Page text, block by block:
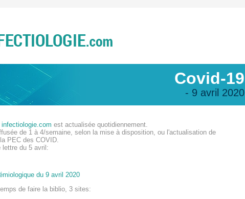
Covid-19
- 9 avril 2020
est actualisée quotidiennement.
de 1 à 4/semaine, selon la mise à disposition, ou l'actualisation de
PEC des COVID.
lettre du 5 avril:
du 9 avril 2020
de faire la biblio, 3 sites: